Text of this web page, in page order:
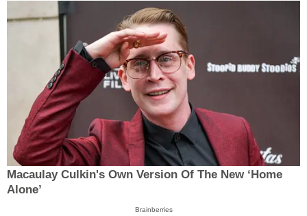
Macaulay Culkin's Own Version Of The New ‘Home
Alone’
Brainberries